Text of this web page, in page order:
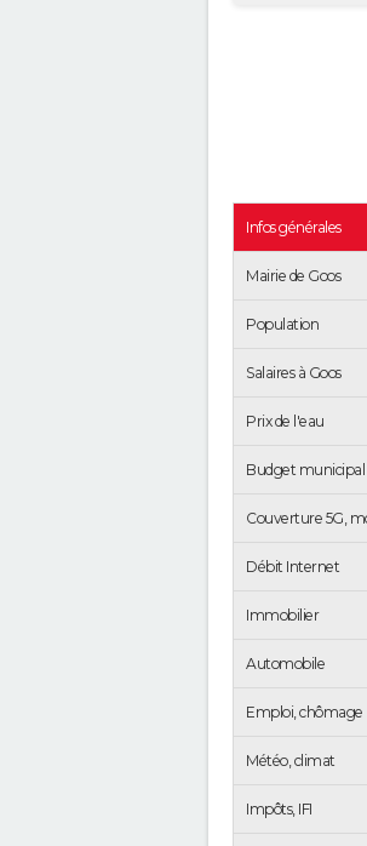
Infos générales
Mairie de Goos
Population
Salaires à Goos
Prix de l'eau
Budget municipal
Couverture 5G,
Débit Internet
Immobilier
Automobile
Emploi, chômage
Météo, climat
Impôts, IFI